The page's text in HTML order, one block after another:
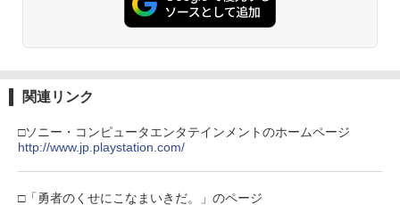
￥3,523
(オリジナル特典:オリジナル巾着＋メー
カー特典:【坤と離】二振りの剣、十翼よ
ボード付) [Blu-ray]
関連リンク
□ソニー・コンピュータエンタテインメントのホームページ
http://www.jp.playstation.com/
□「勇者のくせにこなまいきだ。」のページ